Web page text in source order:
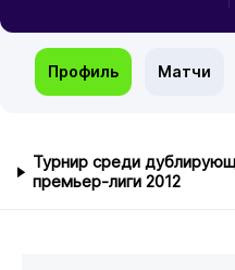
Профиль Матчи
Турнир среди
премьер-лиги 2012